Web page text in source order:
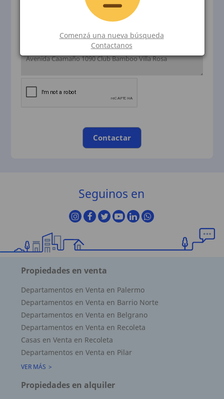
Contactar
Comenzá una nueva búsqueda
Contactanos
Seguinos en
Propiedades en venta
Departamentos en Venta en Palermo
Departamentos en Venta en Barrio Norte
Departamentos en Venta en Belgrano
Departamentos en Venta en Recoleta
Casas en Venta en Recoleta
Departamentos en Venta en Pilar
VER MÁS
Propiedades en alquiler